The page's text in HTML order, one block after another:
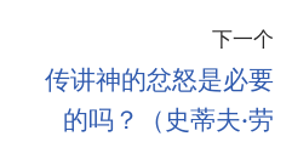
下一个
传讲神的忿怒是必要
的吗？（史蒂夫·劳